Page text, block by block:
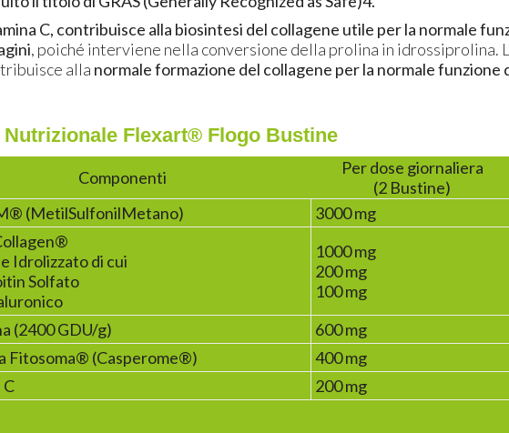
C, contribuisce alla biosintesi del collagene utile per la normale
, poiché interviene nella conversione della prolina in idrossiprolina.
alla normale formazione del collagene per la normale funzione
Nutrizionale Flexart® Flogo Bustine
Componenti
Per dose giornaliera
(2 Bustine)
(MetilSulfonilMetano)
3000 mg
Idrolizzato di cui
Solfato
1000 mg
200 mg
100 mg
(2400 GDU/g)
600 mg
Fitosoma® (Casperome®)
400 mg
200 mg